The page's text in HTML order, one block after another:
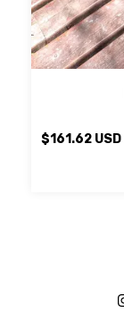
$161.62 USD